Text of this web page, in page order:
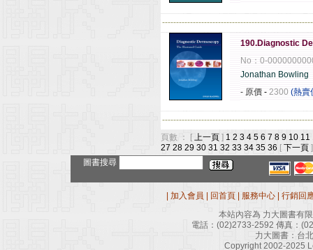
190.Diagnostic
No：0-
Jonathan Bowling
- 原價 - 2300 (熱賣
頁數 ： [ 上一頁 ] 1 2 3 4 5 6 7 8 9 10 11
27 28 29 30 31 32 33 34 35 36 [ 下一頁 ]
圖書搜尋
加入會員 回首頁 服務中心
行銷回
本站內容為 力大圖書有
電話： (02)2733-2592 傳真：
力大圖書：台
Copyright 2002-2025